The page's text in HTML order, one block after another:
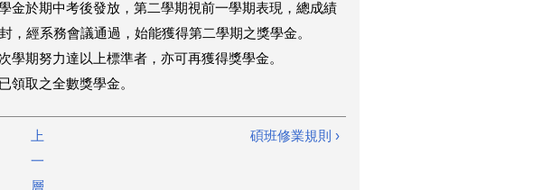
金於期中考後發放，第二學期視前一學期表現，總成績
，經系務會議通過，始能獲得第二學期之獎學金。
學期努力達以上標準者，亦可再獲得獎學金。
領取之全數獎學金。
上
一
層
碩班修業規則 ›